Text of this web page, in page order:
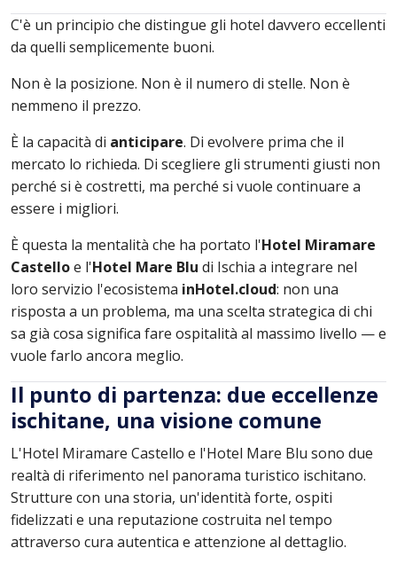
C'è un principio che distingue gli hotel davvero eccellenti
da quelli semplicemente buoni.
Non è la posizione. Non è il numero di stelle. Non è
nemmeno il prezzo.
È la capacità di anticipare. Di evolvere prima che il
mercato lo richieda. Di scegliere gli strumenti giusti non
perché si è costretti, ma perché si vuole continuare a
essere i migliori.
È questa la mentalità che ha portato l'Hotel Miramare
Castelloe l'Hotel Mare Blu di Ischia a integrare nel
loro servizio l'ecosistema inHotel.cloud: non una
risposta a un problema, ma una scelta strategica di chi
sa già cosa significa fare ospitalità al massimo livello — e
vuole farlo ancora meglio.
Il punto di partenza: due eccellenze
ischitane, una visione comune
L'Hotel Miramare Castello e l'Hotel Mare Blu sono due
realtà di riferimento nel panorama turistico ischitano.
Strutture con una storia, un'identità forte, ospiti
fidelizzati e una reputazione costruita nel tempo
attraverso cura autentica e attenzione al dettaglio.